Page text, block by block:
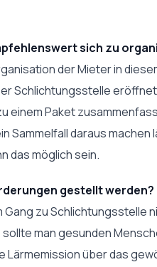
sich zu
der Mieter in
Schlichtungsstelle
einem Paket
Sammelfall daraus
das möglich sein.
gestellt werden?
Gang zu
man gesunden
Lärmemission über das